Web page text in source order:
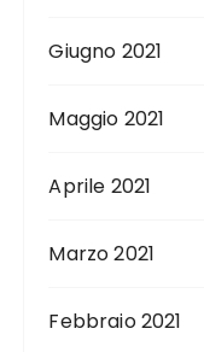
Giugno 2021
Maggio 2021
Aprile 2021
Marzo 2021
Febbraio 2021